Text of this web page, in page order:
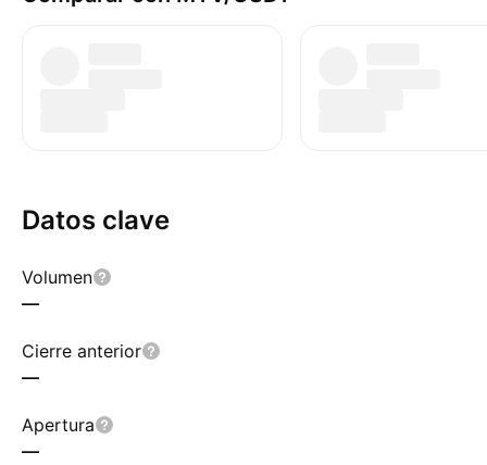
Datos clave
Volumen
—
Cierre anterior
—
Apertura
—